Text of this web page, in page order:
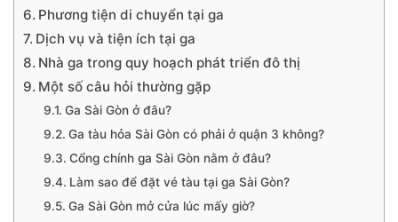
Phương tiện di chuyển tại ga
Dịch vụ và tiện ích tại ga
Nhà ga trong quy hoạch phát triển đô thị
Một số câu hỏi thường gặp
Ga Sài Gòn ở đâu?
Ga tàu hỏa Sài Gòn có phải ở quận 3 không?
Cổng chính ga Sài Gòn nằm ở đâu?
Làm sao để đặt vé tàu tại ga Sài Gòn?
Ga Sài Gòn mở cửa lúc mấy giờ?